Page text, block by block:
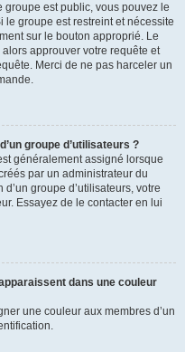
groupe est public, vous pouvez le
groupe est restreint et nécessite
sur le bouton approprié. Le
approuver votre requête et
Merci de ne pas harceler un
groupe d’utilisateurs ?
généralement assigné lorsque
par un administrateur du
groupe d’utilisateurs, votre
Essayez de le contacter en lui
dans une couleur
une couleur aux membres d’un